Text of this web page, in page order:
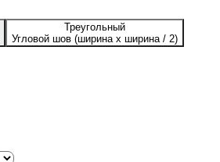
Треугольный
Угловой шов (ширина x ширина / 2)